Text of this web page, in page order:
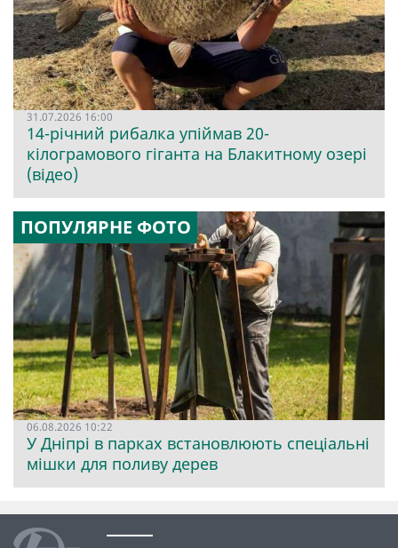
31.07.2026 16:00
14-річний рибалка упіймав 20-
кілограмового гіганта на Блакитному озері
(відео)
ПОПУЛЯРНЕ ФОТО
06.08.2026 10:22
У Дніпрі в парках встановлюють спеціальні
мішки для поливу дерев